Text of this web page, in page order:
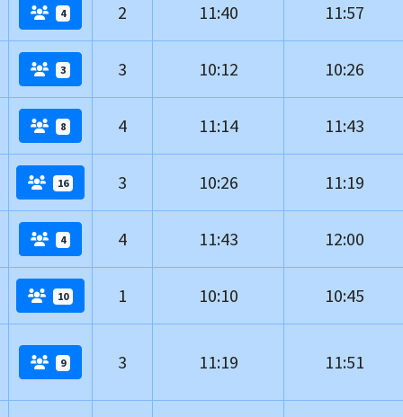
4 2 11:40 11:57
3 3 10:12 10:26
8 4 11:14 11:43
16 3 10:26 11:19
4 4 11:43 12:00
10 1 10:10 10:45
9 3 11:19 11:51